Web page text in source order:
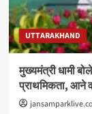
UTTARAKHAND
मुख्यमंत्री धामी
प्राथमिकता, आने